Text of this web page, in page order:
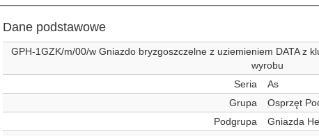
Dane podstawowe
GPH-1GZK/m/00/w Gniazdo bryzgoszczelne z uziemieniem DATA z
wyrobu
Seria
As
Grupa
Osprzęt
Podgrupa
Gniazda